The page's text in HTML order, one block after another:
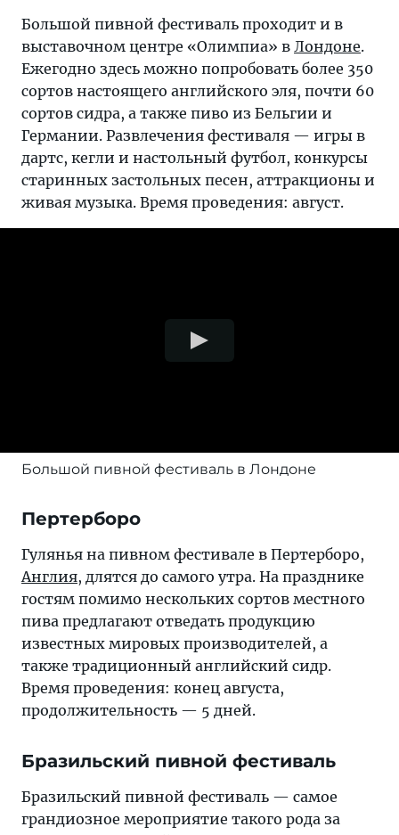
Большой пивной фестиваль проходит и в
выставочном центре «Олимпиа» в Лондоне.
Ежегодно здесь можно попробовать более 350
сортов настоящего английского эля, почти 60
сортов сидра, а также пиво из Бельгии и
Германии. Развлечения фестиваля — игры в
дартс, кегли и настольный футбол, конкурсы
старинных застольных песен, аттракционы и
живая музыка. Время проведения: август.
Большой пивной фестиваль в Лондоне
Пертерборо
Гулянья на пивном фестивале в Пертерборо,
Англия, длятся до самого утра. На празднике
гостям помимо нескольких сортов местного
пива предлагают отведать продукцию
известных мировых производителей, а
также традиционный английский сидр.
Время проведения: конец августа,
продолжительность — 5 дней.
Бразильский пивной фестиваль
Бразильский пивной фестиваль — самое
грандиозное мероприятие такого рода за